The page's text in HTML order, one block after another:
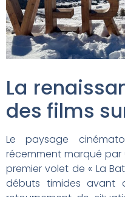
La
des films
Le paysage
récemment marqué par
premier volet de « La
débuts timides avant